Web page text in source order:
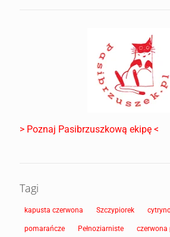
> Poznaj Pasibrzuszkową ekipę <
Tagi
kapusta czerwona Szczypiorek
pomarańcze Pełnoziarniste czerwona